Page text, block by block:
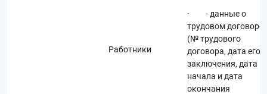
Работники
· - данные о
трудовом договоре
(№ трудового
договора, дата его
заключения, дата
начала и дата
окончания